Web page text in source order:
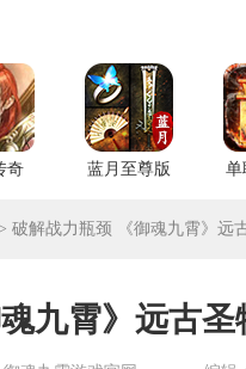
奇 蓝月至尊版 单
> 破解战力瓶颈 《御魂九霄》远
九霄》远古圣